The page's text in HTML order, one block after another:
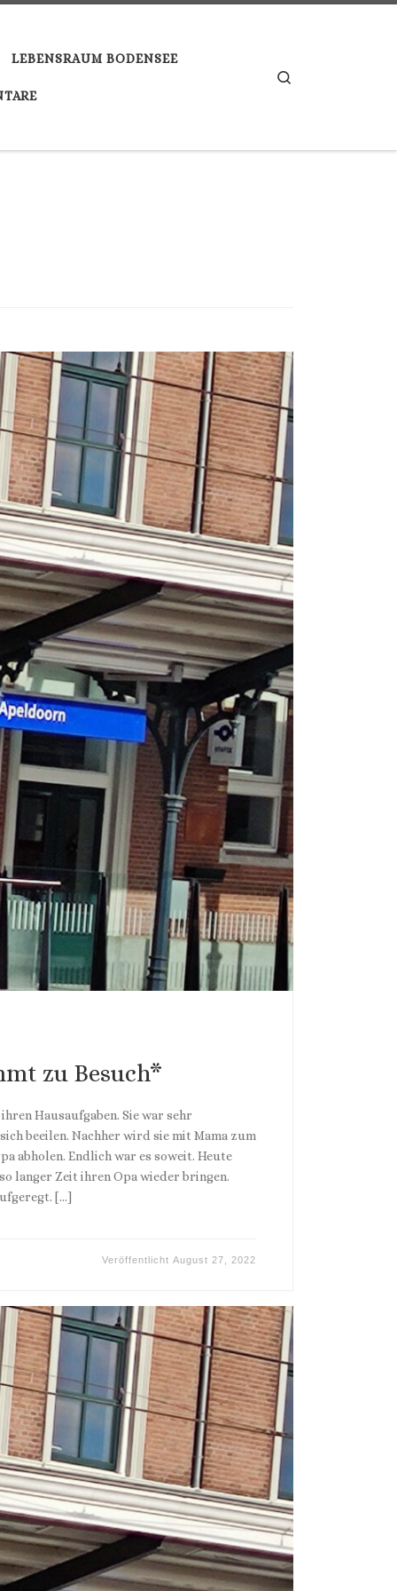
LEBENSRAUM BODENSEE
zu Besuch*
Hausaufgaben. Sie war sehr
beeilen. Nachher wird sie mit Mama zum
abholen. Endlich war es soweit. Heute
langer Zeit ihren Opa wieder bringen.
[…]
Veröffentlicht August 27, 2022